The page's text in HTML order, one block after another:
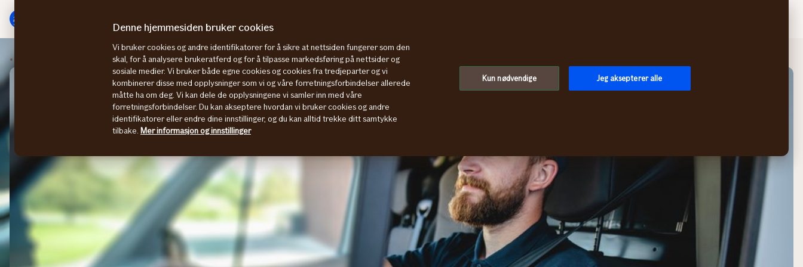
innhold
Bilforsikring bedrift Hva koster firmabil for arbeidsgiver
Denne hjemmesiden bruker cookies
Vi bruker cookies og andre identifikatorer for å sikre at nettsiden fungerer som den
skal, for å analysere brukeratferd og for å tilpasse markedsføring på nettsider og
sosiale medier. Vi bruker både egne cookies og cookies fra tredjeparter og vi
kombinerer disse med opplysninger som vi og våre forretningsforbindelser allerede
måtte ha om deg. Vi kan dele de opplysningene vi samler inn med våre
forretningsforbindelser. Du kan akseptere hvordan vi bruker cookies og andre
identifikatorer eller endre dine innstillinger, og du kan alltid trekke ditt samtykke
tilbake. Mer informasjon og innstillinger
Kun nødvendige Jeg aksepterer alle